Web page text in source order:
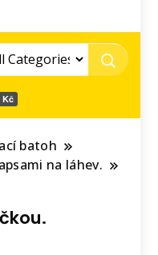
Kč
batoh
na láhev.